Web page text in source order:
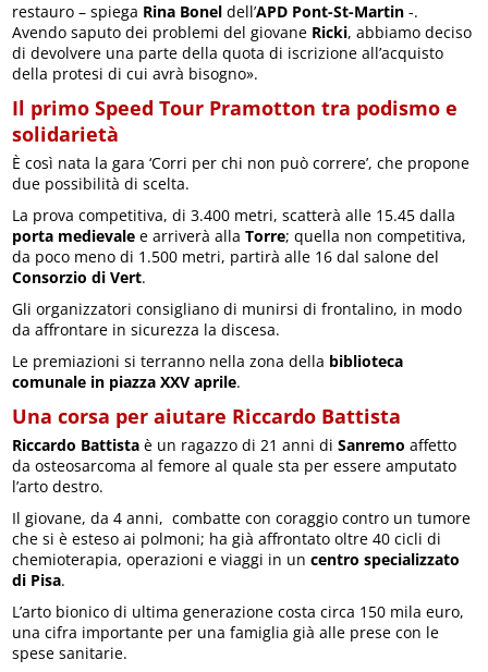
restauro – spiega Rina Bonel dell’APD Pont-St-Martin -.
Avendo saputo dei problemi del giovane Ricki, abbiamo deciso
di devolvere una parte della quota di iscrizione all’acquisto
della protesi di cui avrà bisogno».
Il primo Speed Tour Pramotton tra podismo e
solidarietà
È così nata la gara ‘Corri per chi non può correre’, che propone
due possibilità di scelta.
La prova competitiva, di 3.400 metri, scatterà alle 15.45 dalla
porta medievale e arriverà allaTorre; quella non competitiva,
da poco meno di 1.500 metri, partirà alle 16 dal salone del
Consorzio di Vert.
Gli organizzatori consigliano di munirsi di frontalino, in modo
da affrontare in sicurezza la discesa.
Le premiazioni si terranno nella zona della biblioteca
comunale in piazza XXV aprile.
Una corsa per aiutare Riccardo Battista
Riccardo Battista è un ragazzo di 21 anni diSanremo affetto
da osteosarcoma al femore al quale sta per essere amputato
l’arto destro.
Il giovane, da 4 anni, combatte con coraggio contro un tumore
che si è esteso ai polmoni; ha già affrontato oltre 40 cicli di
chemioterapia, operazioni e viaggi in uncentro specializzato
di Pisa.
L’arto bionico di ultima generazione costa circa 150 mila euro,
una cifra importante per una famiglia già alle prese con le
spese sanitarie.